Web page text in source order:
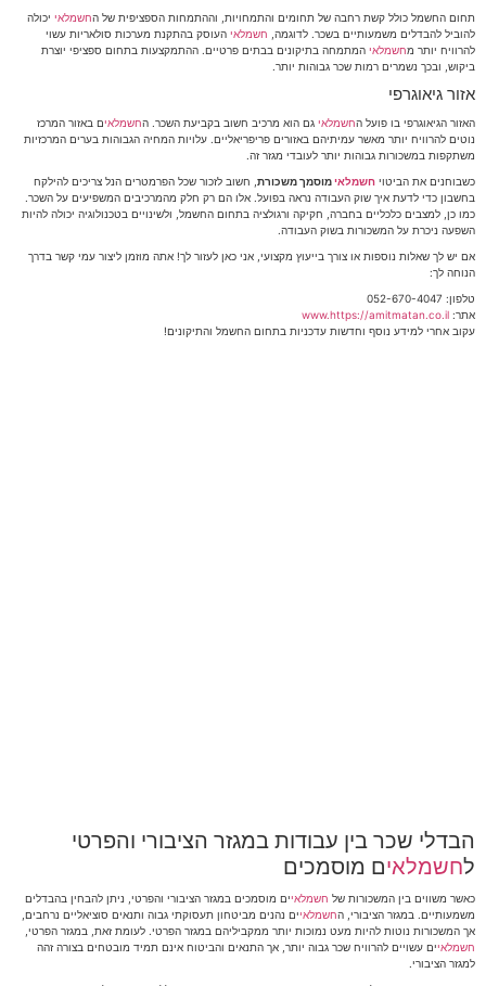
תחום החשמל כולל קשת רחבה של תחומים והתמחויות, וההתמחות הספציפית של החשמלאי יכולה
להוביל להבדלים משמעותיים בשכר. לדוגמה, חשמלאי העוסק בהתקנת מערכות סולאריות עשוי
להרוויח יותר מחשמלאי המתמחה בתיקונים בבתים פרטיים. ההתמקצעות בתחום ספציפי יוצרת
ביקוש, ובכך נשמרים רמות שכר גבוהות יותר.
אזור גיאוגרפי
האזור הגיאוגרפי בו פועל החשמלאי גם הוא מרכיב חשוב בקביעת השכר. החשמלאים באזור המרכז
נוטים להרוויח יותר מאשר עמיתיהם באזורים פריפריאליים. עלויות המחיה הגבוהות בערים המרכזיות
משתקפות במשכורות גבוהות יותר לעובדי מגזר זה.
כשבוחנים את הביטוי חשמלאימוסמך משכורת , חשוב לזכור שכל הפרמטרים הנל צריכים להילקח
בחשבון כדי לדעת איך שוק העבודה נראה בפועל. אלו הם רק חלק מהמרכיבים המשפיעים על השכר.
כמו כן, למצבים כלכליים בחברה, חקיקה ורגולציה בתחום החשמל, ולשינויים בטכנולוגיה יכולה להיות
השפעה ניכרת על המשכורות בשוק העבודה.
אם יש לך שאלות נוספות או צורך בייעוץ מקצועי, אני כאן לעזור לך! אתה מוזמן ליצור עמי קשר בדרך
הנוחה לך:
טלפון: 052-670-4047
אתר: www.https://amitmatan.co.il
עקוב אחרי למידע נוסף וחדשות עדכניות בתחום החשמל והתיקונים!
הבדלי שכר בין עבודות במגזר הציבורי והפרטי
לחשמלאים מוסמכים
כאשר משווים בין המשכורות של חשמלאיים מוסמכים במגזר הציבורי והפרטי, ניתן להבחין בהבדלים
משמעותיים. במגזר הציבורי, החשמלאיים נהנים מביטחון תעסוקתי גבוה ותנאים סוציאליים נרחבים,
אך המשכורות נוטות להיות מעט נמוכות יותר ממקביליהם במגזר הפרטי. לעומת זאת, במגזר הפרטי,
חשמלאיים עשויים להרוויח שכר גבוה יותר, אך התנאים והביטוח אינם תמיד מובטחים בצורה זהה
למגזר הציבורי.